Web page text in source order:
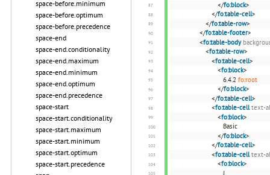
space-before.minimum
space-before.optimum
space-before.precedence
space-end
space-end.conditionality
space-end.maximum
space-end.minimum
space-end.optimum
space-end.precedence
space-start
space-start.conditionality
space-start.maximum
space-start.minimum
space-start.optimum
space-start.precedence
</fo:block>
</fo:table-cell>
</fo:table-row>
</fo:table-footer>
<fo:table-body
<fo:table-row>
<fo:table-cell>
<fo:block>
6.4.2 fo:root
</fo:block>
</fo:table-cell>
<fo:table-cell text-
<fo:block>
Basic
</fo:block>
</fo:table-cell>
<fo:table-cell text-
<fo:block>